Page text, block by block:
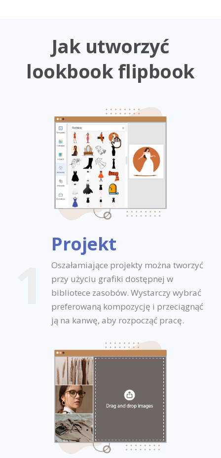
Jak utworzyć
lookbook flipbook
Projekt
Oszałamiające projekty można tworzyć
przy użyciu grafiki dostępnej w
bibliotece zasobów. Wystarczy wybrać
preferowaną kompozycję i przeciągnąć
ją na kanwę, aby rozpocząć pracę.